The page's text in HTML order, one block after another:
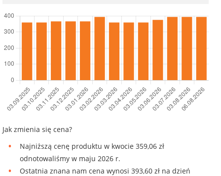
Jak zmienia się cena?
Najniższą cenę produktu w kwocie 359,06 zł
odnotowaliśmy w maju 2026 r.
Ostatnia znana nam cena wynosi 393,60 zł na dzień